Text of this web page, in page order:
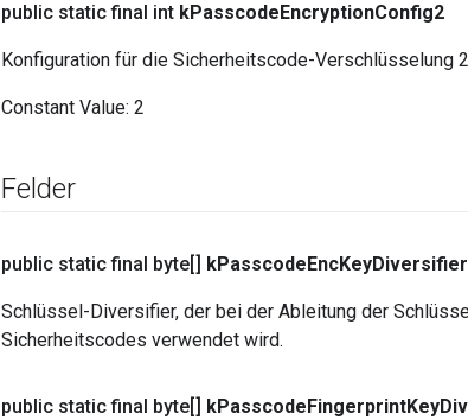
public static final int kPasscodeEncryptionConfig2
Konfiguration für die Sicherheitscode-Verschlüsselung 2
Constant Value: 2
Felder
public static final byte[] kPasscodeEncKeyDiversifier
Schlüssel-Diversifier, der bei der Ableitung der
Sicherheitscodes verwendet wird.
public static final byte[] kPasscodeFingerprintKey